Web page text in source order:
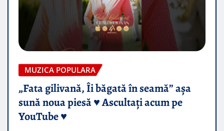
MUZICA POPULARA
„Fata gilivană, Îi băgată în seamă” așa
sună noua piesă ♥️ Ascultați acum pe
YouTube ♥️